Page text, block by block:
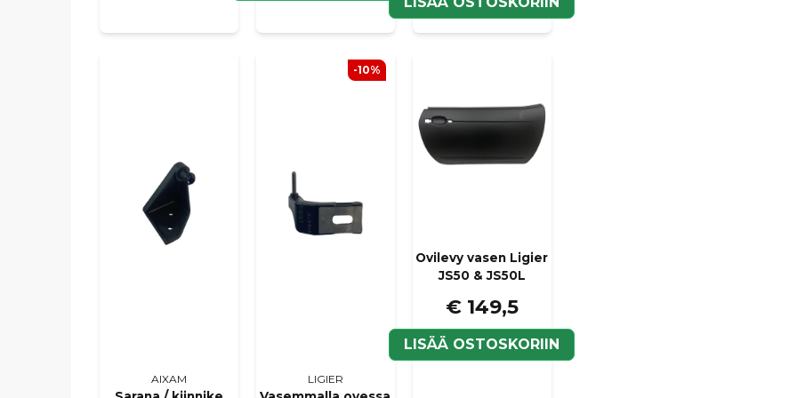
AIXAM LIGIER
-10%
Ovilevy vasen Ligier
JS50 & JS50L
€ 149,5
LISÄÄ OSTOSKORIIN